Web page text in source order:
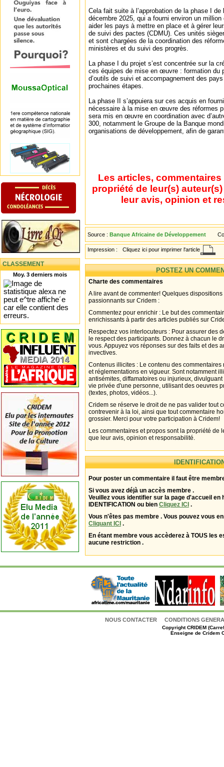
CLASSEMENT
Moy. 3 derniers mois
Cela fait suite à l’approbation de la phase I de
décembre 2025, qui a fourni environ un
aider les pays à mettre en place et à gérer
de suivi des pactes (CDMU). Ces unités
et sont chargées de la coordination des
ministères et du suivi des progrès.
La phase I du projet s’est concentrée sur la
ces équipes de mise en œuvre : formation du
d’outils de suivi et accompagnement des
prochaines étapes.
La phase II s’appuiera sur ces acquis en
nécessaire à la mise en œuvre des réformes
sera mis en œuvre en coordination avec
300, notamment le Groupe de la Banque
organisations de développement, afin de
Les articles,
propriété de leur(s)
leur avis, opinion et
Source : Banque Africaine de Développement
(BAD)
Impression : Cliquez ici pour imprimer l'article
POSTEZ UN
Charte des commentaires
A lire avant de commenter! Quelques
passionnants sur Cridem :
Commentez pour enrichir : Le but des
enrichissants à partir des articles publiés sur
Respectez vos interlocuteurs : Pour assurer des
le respect des participants. Donnez à chacun le
vous. Appuyez vos réponses sur des faits et des
invectives.
Contenus illicites : Le contenu des
et réglementations en vigueur. Sont notamment
antisémites, diffamatoires ou injurieux,
vie privée d'une personne, utilisant des oeuvres
(textes, photos, vidéos...).
Cridem se réserve le droit de ne pas valider tout
contrevenir à la loi, ainsi que tout commentaire
grossier. Merci pour votre participation à Cridem!
Les commentaires et propos sont la propriété de
que leur avis, opinion et responsabilité.
Pour poster un commentaire il faut être
Si vous avez déjà un accès membre .
Veuillez vous identifier sur la page d'accueil en
IDENTIFICATION ou bien Cliquez ICI .
Vous n'êtes pas membre . Vous pouvez vous
Cliquant ICI .
En étant membre vous accèderez à TOUS les
aucune restriction .
NOUS CONTACTER CONDITIONS
CopyrightCRIDEM
Enseigne de Cridem